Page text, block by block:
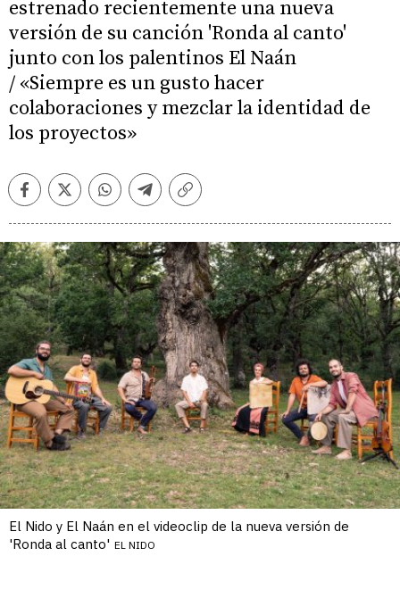
estrenado recientemente una nueva
versión de su canción 'Ronda al canto'
junto con los palentinos El Naán
/ «Siempre es un gusto hacer
colaboraciones y mezclar la identidad de
los proyectos»
FacebookTwitterWhatsappTelegramCopiar
El Nido y El Naán en el videoclip de la nueva versión de
'Ronda al canto' EL NIDO